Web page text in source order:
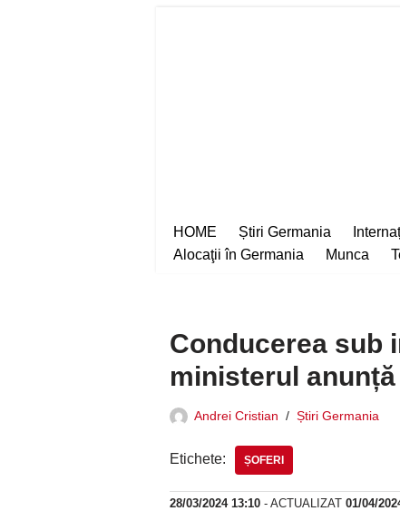
HOME Știri Germania
Alocaţii în Germania
Munca
Conducerea sub
ministerul
Andrei Cristian Știri Germania
Etichete: ȘOFERI
28/03/2024 13:10 - ACTUALIZAT 01/04/